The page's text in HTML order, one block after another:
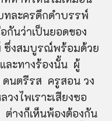
ทละครดึกดำบรรพ์
กันว่าเป็นยอดของ
ซึ่งสมบูรณ์พร้อมด้วย
ละทางร้องนั้น ผู้
ดนตรีรส ครูสอน วง
งไพเราะเสียงซอ
างก็เห็นพ้องต้องกัน